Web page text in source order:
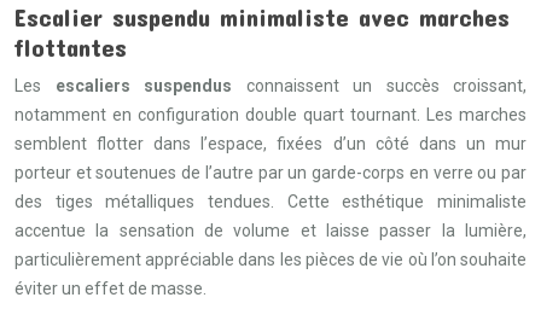
Escalier suspendu minimaliste avec marches
flottantes
Les escaliers suspendus connaissent un succès croissant,
notamment en configuration double quart tournant. Les marches
semblent flotter dans l’espace, fixées d’un côté dans un mur
porteur et soutenues de l’autre par un garde-corps en verre ou par
des tiges métalliques tendues. Cette esthétique minimaliste
accentue la sensation de volume et laisse passer la lumière,
particulièrement appréciable dans les pièces de vie où l’on souhaite
éviter un effet de masse.